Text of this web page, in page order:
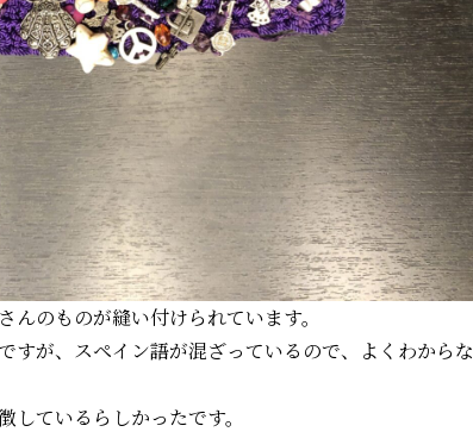
のものが縫い付けられています。
すが、スペイン語が混ざっているので、よくわからな
しているらしかったです。